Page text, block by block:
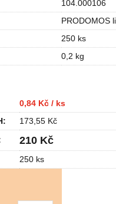
104.000106
PRODOMOS
250 ks
0,2 kg
0,84 Kč / ks
173,55 Kč
210 Kč
250 ks